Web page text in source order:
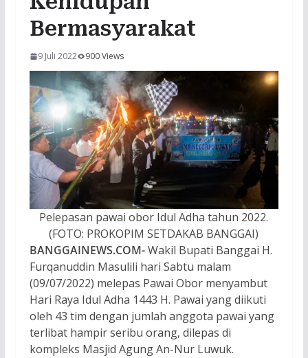
Bermasyarakat
9 Juli 2022 900 Views
Pelepasan pawai obor Idul Adha tahun 2022.
(FOTO: PROKOPIM SETDAKAB BANGGAI)
BANGGAINEWS.COM-Wakil Bupati Banggai H.
Furqanuddin Masulili hari Sabtu malam
(09/07/2022) melepas Pawai Obor menyambut
Hari Raya Idul Adha 1443 H. Pawai yang diikuti
oleh 43 tim dengan jumlah anggota pawai yang
terlibat hampir seribu orang, dilepas di
kompleks Masjid Agung An-Nur Luwuk.